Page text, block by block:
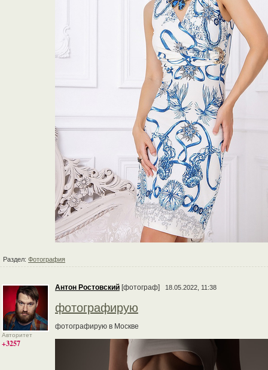
Раздел: Фотография
Авторитет
+3257
Антон Ростовский [фотограф] 18.05.2022, 11:38
фотографирую
фотографирую в Москве